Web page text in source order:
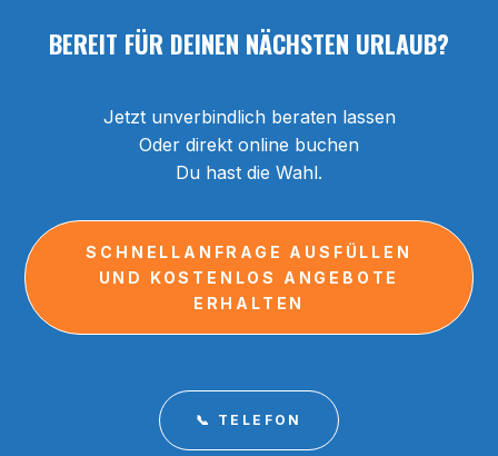
BEREIT FÜR DEINEN NÄCHSTEN URLAUB?
Jetzt unverbindlich beraten lassen
Oder direkt online buchen
Du hast die Wahl.
SCHNELLANFRAGE AUSFÜLLEN
UND KOSTENLOS ANGEBOTE
ERHALTEN
📞 TELEFON